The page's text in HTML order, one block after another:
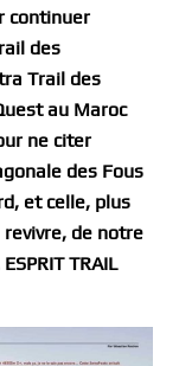
continuer
des
Trail des
au Maroc
ne citer
des Fous
et celle, plus
de notre
TRAIL